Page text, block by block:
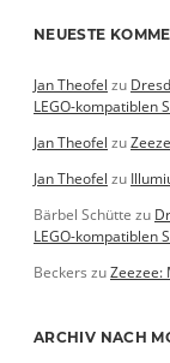
NEUESTE
Jan Theofel zu
LEGO-kompatiblen
Jan Theofel zu
Jan Theofel zu
Bärbel Schütte zu
LEGO-kompatiblen
Beckers zuZeezee:
ARCHIV NACH